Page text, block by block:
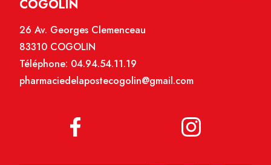
COGOLIN
26 Av. Georges Clemenceau
83310 COGOLIN
Téléphone: 04.94.54.11.19
pharmaciedelapostecogolin@gmail.com